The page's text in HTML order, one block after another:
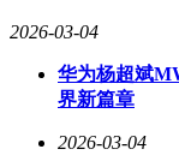
2026-03-04
华为杨超斌
界新篇章
2026-03-04